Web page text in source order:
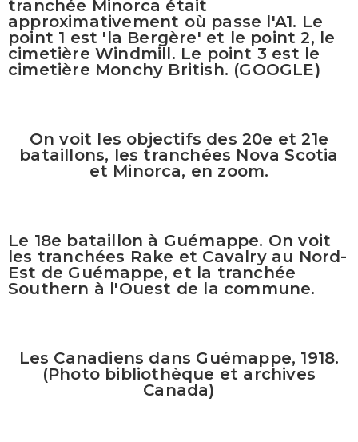
tranchée Minorca était
approximativement où passe l'A1. Le
point 1 est 'la Bergère' et le point 2, le
cimetière Windmill. Le point 3 est le
cimetière Monchy British. (GOOGLE)
On voit les objectifs des 20e et 21e
bataillons, les tranchées Nova Scotia
et Minorca, en zoom.
Le 18e bataillon à Guémappe. On voit
les tranchées Rake et Cavalry au Nord-
Est de Guémappe, et la tranchée
Southern à l'Ouest de la commune.
Les Canadiens dans Guémappe, 1918.
(Photo bibliothèque et archives
Canada)